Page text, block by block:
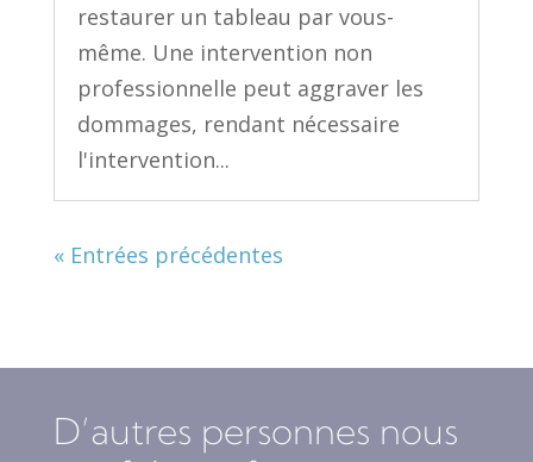
restaurer un tableau par vous-
même. Une intervention non
professionnelle peut aggraver les
dommages, rendant nécessaire
l'intervention...
« Entrées précédentes
D’autres personnes nous